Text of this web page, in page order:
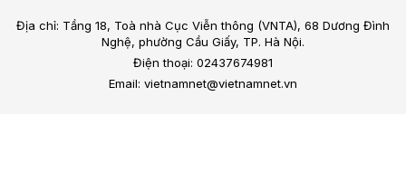
Địa chỉ: Tầng 18, Toà nhà Cục Viễn thông (VNTA), 68 Dương Đình
Nghệ, phường Cầu Giấy, TP. Hà Nội.
Điện thoại: 02437674981
Email: vietnamnet@vietnamnet.vn